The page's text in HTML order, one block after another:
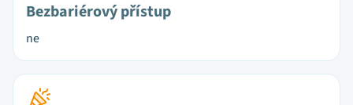
Bezbariérový přístup
ne